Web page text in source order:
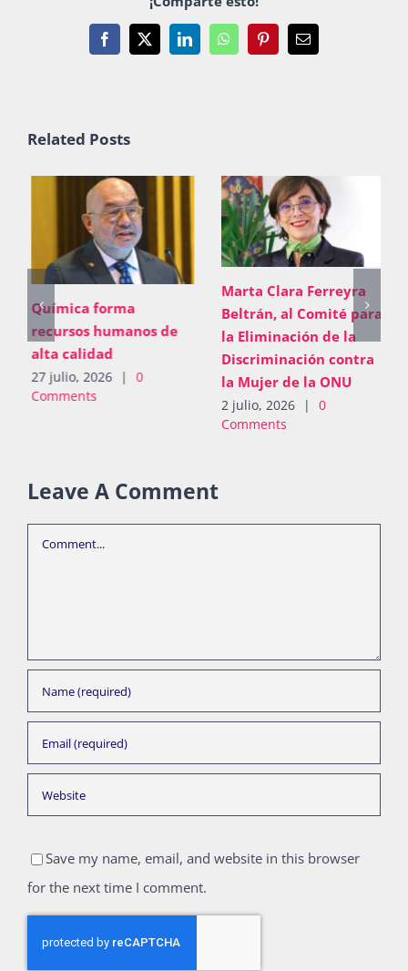
Facebook
X LinkedInWhatsAppPinterestEmail
Related Posts
Química forma
recursos humanos de
alta calidad
27 julio, 2026 |
0
Comments
Marta Clara Ferreyra
Beltrán, al Comité para
la Eliminación de la
Discriminación contra
la Mujer de la ONU
2 julio, 2026 |
0
Comments
Leave A Comment
Comment
Save my name, email, and website in this browser
for the next time I comment.